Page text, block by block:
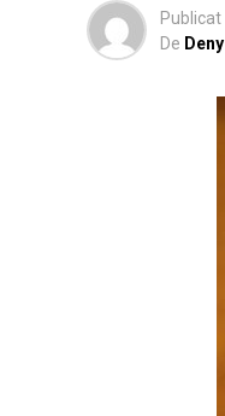
Publicat
De Deny